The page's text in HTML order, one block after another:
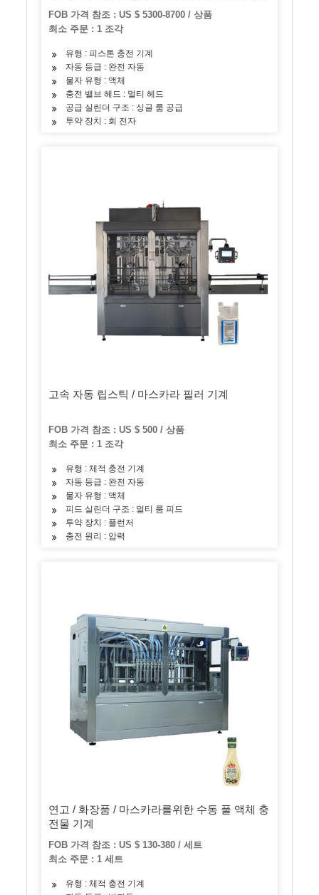
병 충전 씰링 기계
FOB 가격 참조 : US $ 5300-8700 / 상품
최소 주문 : 1 조각
유형 : 피스톤 충전 기계
자동 등급 : 완전 자동
물자 유형 : 액체
충전 밸브 헤드 : 멀티 헤드
공급 실린더 구조 : 싱글 룸 공급
투약 장치 : 회 전자
고속 자동 립스틱 / 마스카라 필러 기계
FOB 가격 참조 : US $ 500 / 상품
최소 주문 : 1 조각
유형 : 체적 충전 기계
자동 등급 : 완전 자동
물자 유형 : 액체
피드 실린더 구조 : 멀티 룸 피드
투약 장치 : 플런저
충전 원리 : 압력
연고 / 화장품 / 마스카라를위한 수동 풀 액체 충
전물 기계
FOB 가격 참조 : US $ 130-380 / 세트
최소 주문 : 1 세트
유형 : 체적 충전 기계